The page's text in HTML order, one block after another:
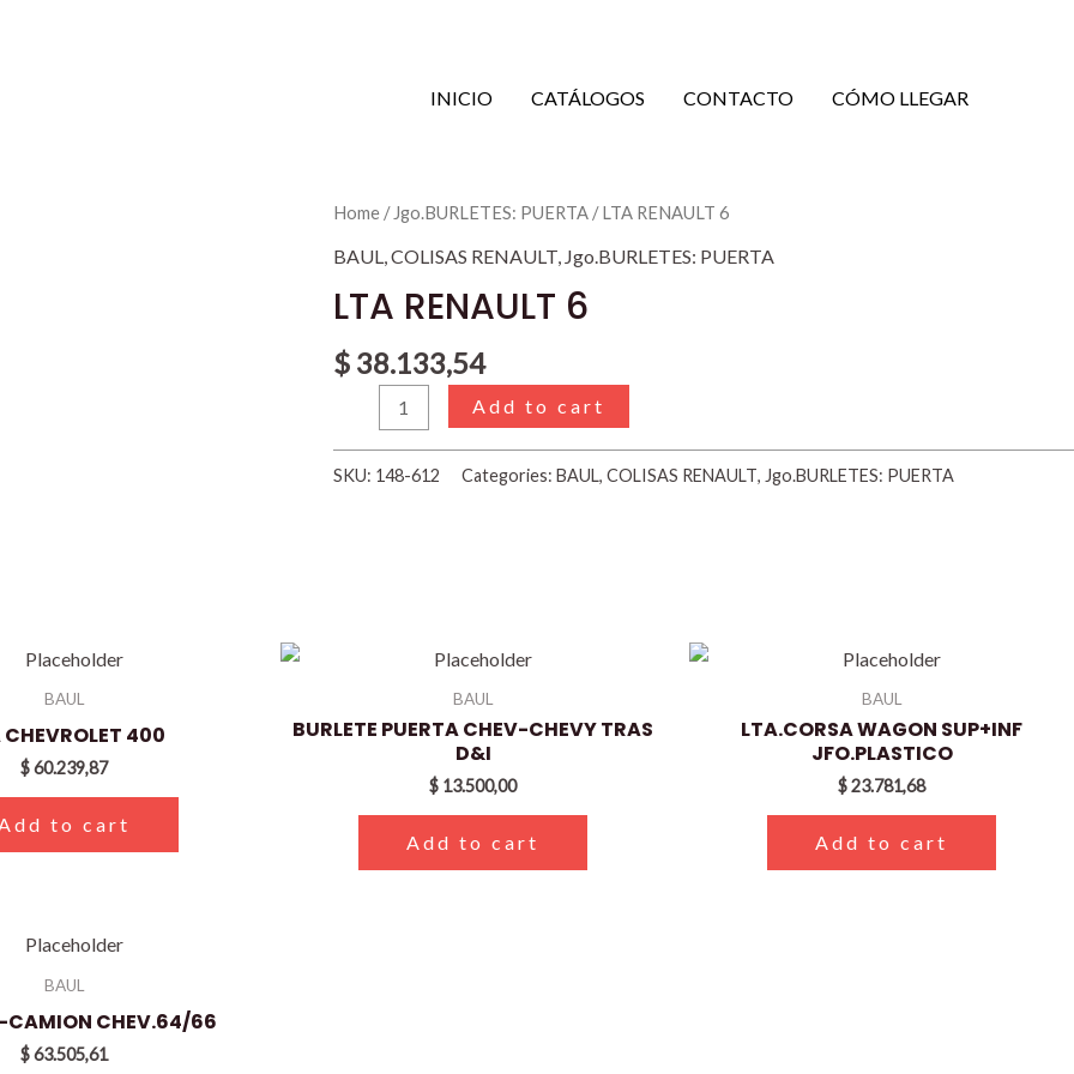
INICIO CATÁLOGOS CONTACTO CÓMO LLEGAR
Home/ Jgo.BURLETES: PUERTA/ LTA RENAULT 6
BAUL COLISAS RENAULT, Jgo.BURLETES: PUERTA
LTA RENAULT 6
$38.133,54
LTA
quantity
Add to cart
SKU: 148-612 Categories: BAUL, COLISAS RENAULT, Jgo.BURLETES: PUERTA
BAUL
CHEVROLET 400
$60.239,87
to cart
BAUL
BURLETE PUERTA CHEV-CHEVY TRAS
D&I
$ 13.500,00
Add to cart
BAUL
LTA.CORSA WAGON SUP+INF
JFO.PLASTICO
$23.781,68
Add to cart
BAUL
CAMION CHEV.64/66
$63.505,61